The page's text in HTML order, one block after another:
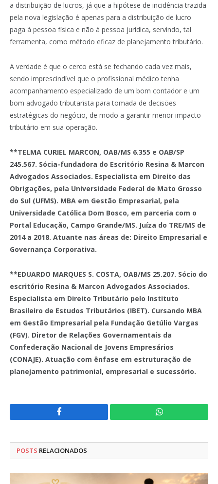
a distribuição de lucros, já que a hipótese de incidência trazida
pela nova legislação é apenas para a distribuição de lucro
paga à pessoa física e não à pessoa jurídica, servindo, tal
ferramenta, como método eficaz de planejamento tributário.
A verdade é que o cerco está se fechando cada vez mais,
sendo imprescindível que o profissional médico tenha
acompanhamento especializado de um bom contador e um
bom advogado tributarista para tomada de decisões
estratégicas do negócio, de modo a garantir menor impacto
tributário em sua operação.
**TELMA CURIEL MARCON, OAB/MS 6.355 e OAB/SP
245.567. Sócia-fundadora do Escritório Resina & Marcon
Advogados Associados. Especialista em Direito das
Obrigações, pela Universidade Federal de Mato Grosso
do Sul (UFMS). MBA em Gestão Empresarial, pela
Universidade Católica Dom Bosco, em parceria com o
Portal Educação, Campo Grande/MS. Juíza do TRE/MS de
2014 a 2018. Atuante nas áreas de: Direito Empresarial e
Governança Corporativa.
**EDUARDO MARQUES S. COSTA, OAB/MS 25.207. Sócio do
escritório Resina & Marcon Advogados Associados.
Especialista em Direito Tributário pelo Instituto
Brasileiro de Estudos Tributários (IBET). Cursando MBA
em Gestão Empresarial pela Fundação Getúlio Vargas
(FGV). Diretor de Relações Governamentais da
Confederação Nacional de Jovens Empresários
(CONAJE). Atuação com ênfase em estruturação de
planejamento patrimonial, empresarial e sucessório.
Facebook WhatsApp
POSTS RELACIONADOS